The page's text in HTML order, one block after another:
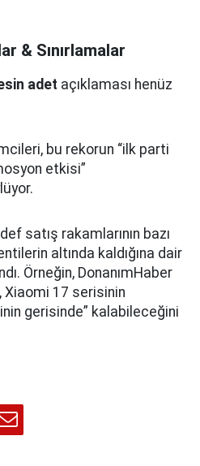
& Sınırlamalar
adet açıklaması henüz
bu rekorun “ilk parti
etkisi”
satış rakamlarının bazı
altında kaldığına dair
Örneğin, DonanımHaber
Xiaomi 17 serisinin
gerisinde” kalabileceğini